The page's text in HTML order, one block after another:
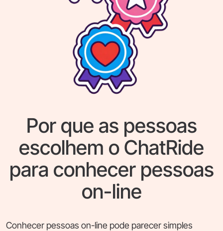
Por que as pessoas
escolhem o ChatRide
para conhecer pessoas
on-line
Conhecer pessoas on-line pode parecer simples